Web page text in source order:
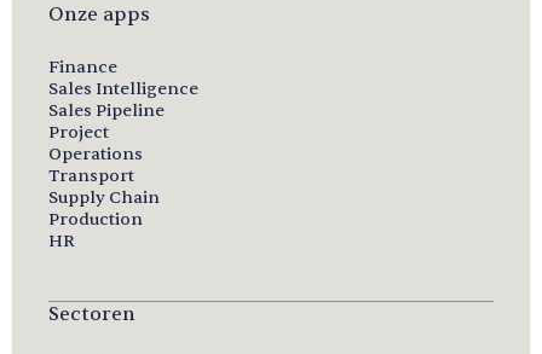
Onze apps
Finance
Sales Intelligence
Sales Pipeline
Project
Operations
Transport
Supply Chain
Production
HR
Sectoren